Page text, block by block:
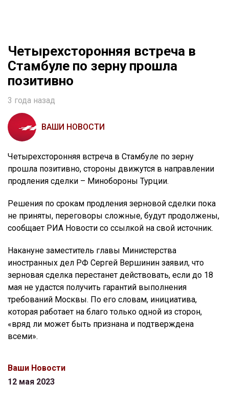
Четырехсторонняя встреча в
Стамбуле по зерну прошла
позитивно
3 года назад
ВАШИ НОВОСТИ
Четырехсторонняя встреча в Стамбуле по зерну
прошла позитивно, стороны движутся в направлении
продления сделки – Минобороны Турции.
Решения по срокам продления зерновой сделки пока
не приняты, переговоры сложные, будут продолжены,
сообщает РИА Новости со ссылкой на свой источник.
Накануне заместитель главы Министерства
иностранных дел РФ Сергей Вершинин заявил, что
зерновая сделка перестанет действовать, если до 18
мая не удастся получить гарантий выполнения
требований Москвы. По его словам, инициатива,
которая работает на благо только одной из сторон,
«вряд ли может быть признана и подтверждена
всеми».
Ваши Новости
12 мая 2023